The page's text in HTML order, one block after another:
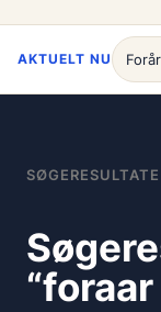
AKTUELT NU